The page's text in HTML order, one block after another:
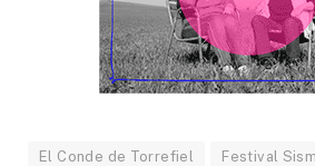
El Conde de Torrefiel Festival